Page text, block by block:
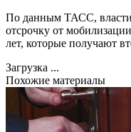
По данным ТАСС, власти
отсрочку от
лет, которые получают
Загрузка ...
Похожие материалы